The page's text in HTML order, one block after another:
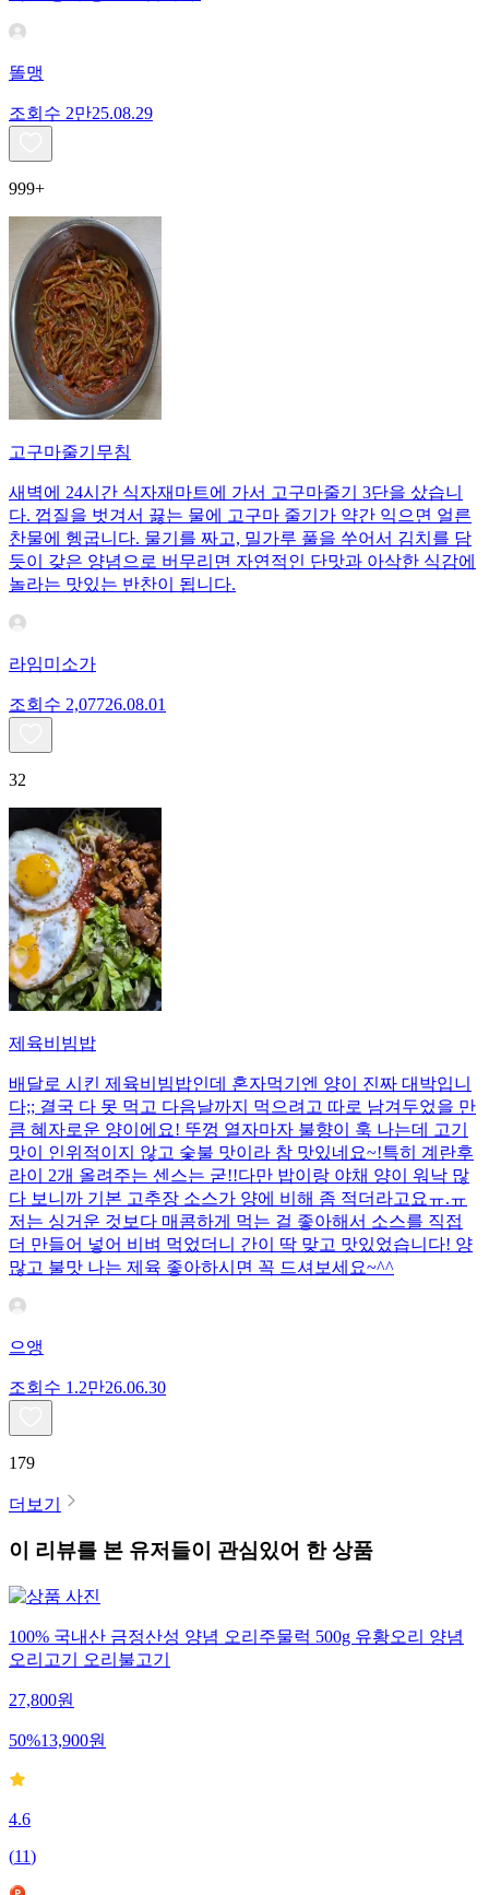
똘맹
조회수 2만25.08.29
999+
고구마줄기무침
새벽에 24시간 식자재마트에 가서 고구마줄기 3단을 샀습니
다. 껍질을 벗겨서 끓는 물에 고구마 줄기가 약간 익으면 얼른
찬물에 헹굽니다. 물기를 짜고, 밀가루 풀을 쑤어서 김치를 담
듯이 갖은 양념으로 버무리면 자연적인 단맛과 아삭한 식감에
놀라는 맛있는 반찬이 됩니다.
라임미소가
조회수 2,07726.08.01
32
제육비빔밥
배달로 시킨 제육비빔밥인데 혼자먹기엔 양이 진짜 대박입니
다;; 결국 다 못 먹고 다음날까지 먹으려고 따로 남겨두었을 만
큼 혜자로운 양이에요! 뚜껑 열자마자 불향이 훅 나는데 고기
맛이 인위적이지 않고 숯불 맛이라 참 맛있네요~!특히 계란후
라이 2개 올려주는 센스는 굳!! ​다만 밥이랑 야채 양이 워낙 많
다 보니까 기본 고추장 소스가 양에 비해 좀 적더라고요ㅠ.ㅠ
저는 싱거운 것보다 매콤하게 먹는 걸 좋아해서 소스를 직접
더 만들어 넣어 비벼 먹었더니 간이 딱 맞고 맛있었습니다! 양
많고 불맛 나는 제육 좋아하시면 꼭 드셔보세요~^^
으앵
조회수 1.2만26.06.30
179
더보기
이 리뷰를 본 유저들이 관심있어 한 상품
100% 국내산 금정산성 양념 오리주물럭 500g 유황오리 양념
오리고기 오리불고기
27,800원
50%13,900원
4.6
(11)